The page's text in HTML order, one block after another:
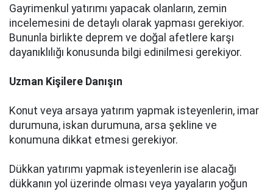
Gayrimenkul yatırımı yapacak olanların, zemin
incelemesini de detaylı olarak yapması gerekiyor.
Bununla birlikte deprem ve doğal afetlere karşı
dayanıklılığı konusunda bilgi edinilmesi gerekiyor.
Uzman Kişilere Danışın
Konut veya arsaya yatırım yapmak isteyenlerin, imar
durumuna, iskan durumuna, arsa şekline ve
konumuna dikkat etmesi gerekiyor.
Dükkan yatırımı yapmak isteyenlerin ise alacağı
dükkanın yol üzerinde olması veya yayaların yoğun